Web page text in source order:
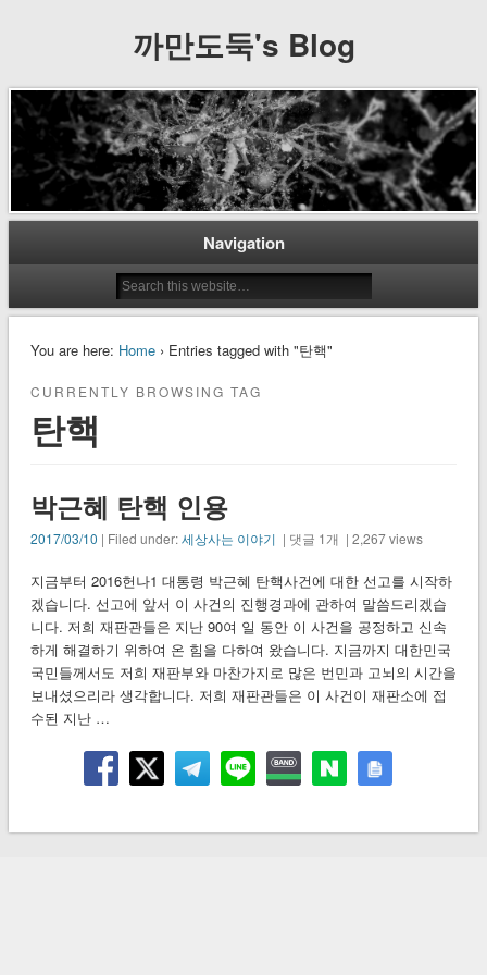
까만도둑's Blog
Navigation
You are here: Home› Entries tagged with "탄핵"
CURRENTLY BROWSING TAG
탄핵
박근혜 탄핵 인용
2017/03/10 | Filed under:세상사는 이야기 | 댓글 1개 | 2,267 views
지금부터 2016헌나1 대통령 박근혜 탄핵사건에 대한 선고를 시작하
겠습니다. 선고에 앞서 이 사건의 진행경과에 관하여 말씀드리겠습
니다. 저희 재판관들은 지난 90여 일 동안 이 사건을 공정하고 신속
하게 해결하기 위하여 온 힘을 다하여 왔습니다. 지금까지 대한민국
국민들께서도 저희 재판부와 마찬가지로 많은 번민과 고뇌의 시간을
보내셨으리라 생각합니다. 저희 재판관들은 이 사건이 재판소에 접
수된 지난 …